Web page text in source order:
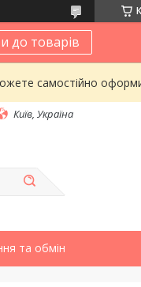
до товарів
самостійно
Київ, Україна
та обмін